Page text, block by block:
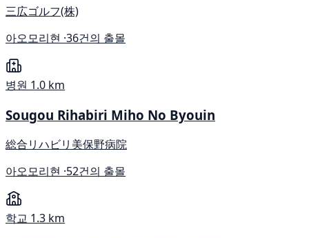
三広ゴルフ(株)
아오모리현 ·36건의 출몰
병원 1.0 km
Sougou Rihabiri Miho No Byouin
総合リハビリ美保野病院
아오모리현 ·52건의 출몰
학교 1.3 km